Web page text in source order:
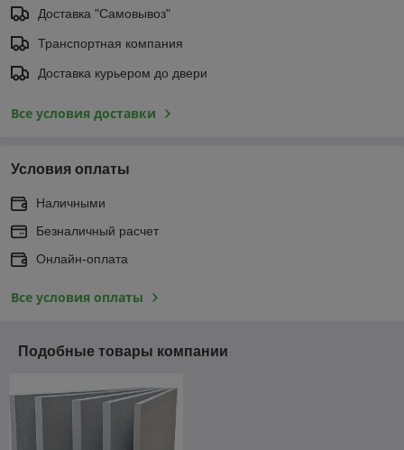
Доставка "Самовывоз"
Транспортная компания
Доставка курьером до двери
Все условия доставки
Условия оплаты
Наличными
Безналичный расчет
Онлайн-оплата
Все условия оплаты
Подобные товары компании